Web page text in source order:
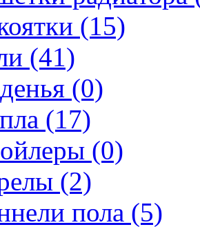
(15)
(41)
(0)
(17)
(0)
(2)
пола (5)